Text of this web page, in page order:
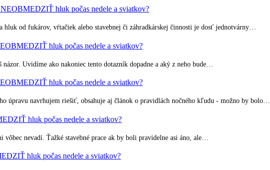
hluk počas nedele a sviatkov?
hluk od fukárov, vŕtačiek alebo stavebnej či záhradkárskej činnosti je dosť jednotvárny…
hluk počas nedele a sviatkov?
názor. Uvidíme ako nakoniec tento dotazník dopadne a aký z neho bude…
hluk počas nedele a sviatkov?
úpravu navrhujem riešiť, obsahuje aj článok o pravidlách nočného kľudu - možno by bolo…
hluk počas nedele a sviatkov?
vôbec nevadí. Ťažké stavebné prace ak by boli pravidelne asi áno, ale…
hluk počas nedele a sviatkov?